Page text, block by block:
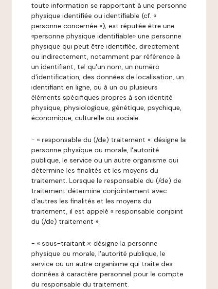
toute information se rapportant à une personne
physique identifiée ou identifiable (cf. «
personne concernée »); est réputée être une
«personne physique identifiable» une personne
physique qui peut être identifiée, directement
ou indirectement, notamment par référence à
un identifiant, tel qu'un nom, un numéro
d'identification, des données de localisation, un
identifiant en ligne, ou à un ou plusieurs
éléments spécifiques propres à son identité
physique, physiologique, génétique, psychique,
économique, culturelle ou sociale.
- « responsable du (/de) traitement »: désigne la
personne physique ou morale, l'autorité
publique, le service ou un autre organisme qui
détermine les finalités et les moyens du
traitement. Lorsque le responsable du (/de) de
traitement détermine conjointement avec
d'autres les finalités et les moyens du
traitement, il est appelé « responsable conjoint
du (/de) traitement ».
- « sous-traitant »: désigne la personne
physique ou morale, l'autorité publique, le
service ou un autre organisme qui traite des
données à caractère personnel pour le compte
du responsable du traitement.